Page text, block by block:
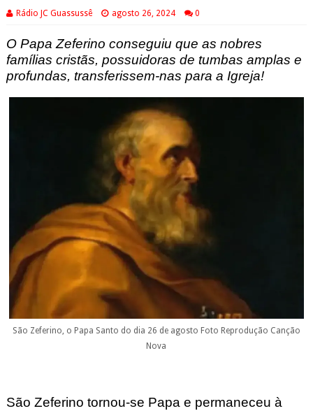
Rádio JC Guassussê agosto 26, 2024 0
O Papa Zeferino conseguiu que as nobres
famílias cristãs, possuidoras de tumbas amplas e
profundas, transferissem-nas para a Igreja!
São Zeferino, o Papa Santo do dia 26 de agosto Foto Reprodução Canção
Nova
São Zeferino tornou-se Papa e permaneceu à